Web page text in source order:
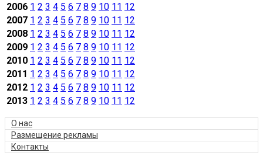
2006 1 2 3 4 5 6 7 8 9 10 11 12
2007 1 2 3 4 5 6 7 8 9 10 11 12
2008 1 2 3 4 5 6 7 8 9 10 11 12
2009 1 2 3 4 5 6 7 8 9 10 11 12
2010 1 2 3 4 5 6 7 8 9 10 11 12
2011 1 2 3 4 5 6 7 8 9 10 11 12
2012 1 2 3 4 5 6 7 8 9 10 11 12
2013 1 2 3 4 5 6 7 8 9 10 11 12
О нас
Размещение рекламы
Контакты